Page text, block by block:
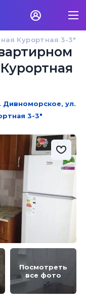
Курортная 3-3"
Дивноморское, ул.
3-3"
Посмотреть
все фото